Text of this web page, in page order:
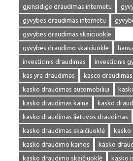
gjensidige draudimas internetu
gyvybes draudimas internetu
gyvybes draudimas skaiciuokle
gyvybes draudimo skaiciuokle
investicinis draudimas
investicinis
kas yra draudimas
kasco draudimas
kasko draudimas automobiliui
kasko draudimas kaina
kasko
kasko draudimas lietuvos draudimas
kasko draudimas skaičiuoklė
kasko
kasko draudimo kainos
kasko
kasko draudimo skaičiuoklė
kasko